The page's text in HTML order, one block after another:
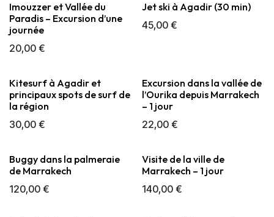
Imouzzer et Vallée du
Paradis – Excursion d’une
journée
20,00 €
Jet ski à Agadir (30 min)
45,00€
Kitesurf à Agadir et
principaux spots de surf de
la région
30,00 €
Excursion dans la vallée de
l’Ourika depuis Marrakech
– 1 jour
22,00€
Buggy dans la palmeraie
de Marrakech
120,00 €
Visite de la ville de
Marrakech – 1 jour
140,00€